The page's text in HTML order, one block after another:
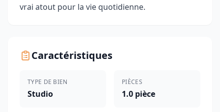
vrai atout pour la vie quotidienne.
Caractéristiques
TYPE DE BIEN
Studio
PIÈCES
1.0 pièce